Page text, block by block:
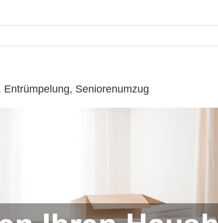
Seniorenumzug